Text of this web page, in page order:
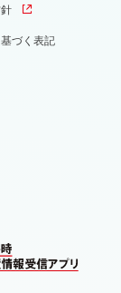
づく表記